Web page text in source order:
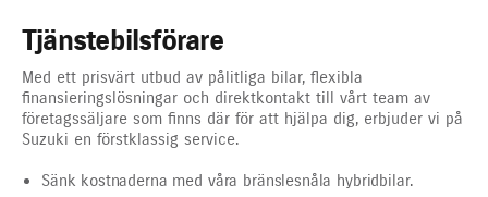
Tjänstebilsförare
Med ett prisvärt utbud av pålitliga bilar, flexibla
finansieringslösningar och direktkontakt till vårt team av
företagssäljare som finns där för att hjälpa dig, erbjuder vi på
Suzuki en förstklassig service.
Sänk kostnaderna med våra bränslesnåla hybridbilar.